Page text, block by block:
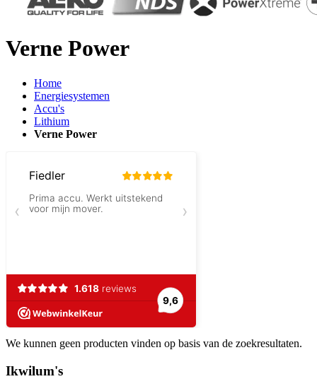
Verne Power
Home
Energiesystemen
Accu's
Lithium
Verne Power
We kunnen geen producten vinden op basis van de zoekresultaten.
Ikwilum's